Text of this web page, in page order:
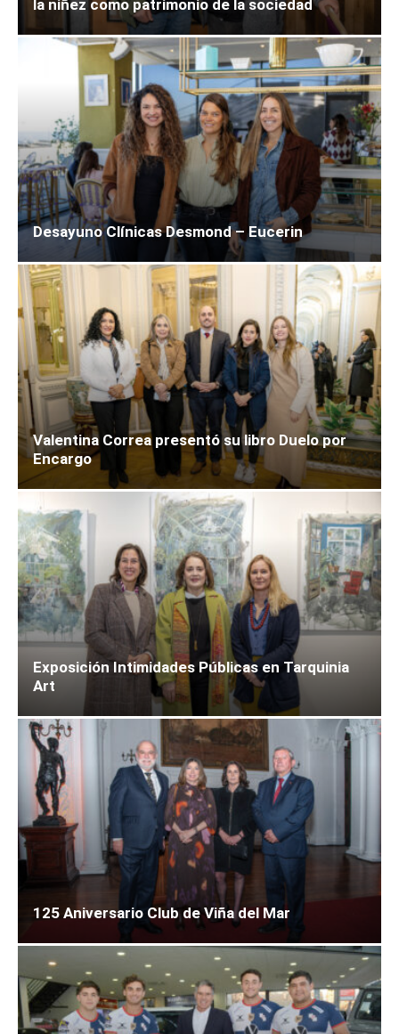
la niñez como patrimonio de la sociedad
Desayuno Clínicas Desmond – Eucerin
Valentina Correa presentó su libro Duelo por
Encargo
Exposición Intimidades Públicas en Tarquinia
Art
125 Aniversario Club de Viña del Mar